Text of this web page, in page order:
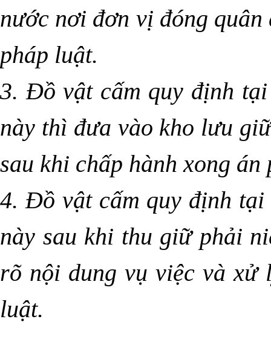
nước nơi đơn vị đóng
pháp luật.
3. Đồ vật cấm quy định
này thì đưa vào kho lưu
sau khi chấp hành xong án
4. Đồ vật cấm quy định
này sau khi thu giữ phải
rõ nội dung vụ việc và xử
luật.